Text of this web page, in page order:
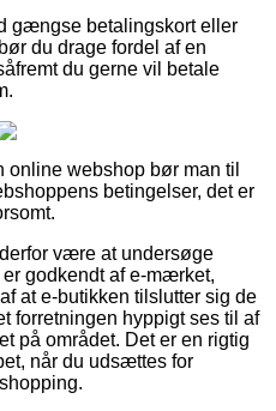
gængse betalingskort eller
du drage fordel af en
du gerne vil betale
online webshop bør man til
betingelser, det er
være at undersøge
godkendt af e-mærket,
at e-butikken tilslutter sig de
forretningen hyppigt ses til af
på området. Det er en rigtig
når du udsættes for